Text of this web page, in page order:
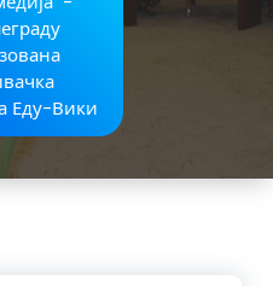
Еду-Вики